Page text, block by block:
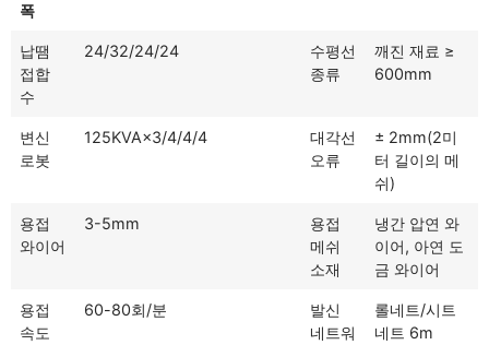
폭
납땜
접합
수
24/32/24/24
수평선
종류
깨진 재료 ≥
600mm
변신
로봇
125KVA×3/4/4/4
대각선
오류
± 2mm(2미
터 길이의 메
쉬)
용접
와이어
3-5mm
용접
메쉬
소재
냉간 압연 와
이어, 아연 도
금 와이어
용접
속도
60-80회/분
발신
네트워
롤네트/시트
네트 6m